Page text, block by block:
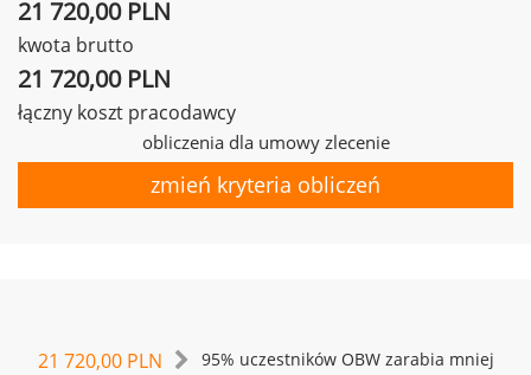
21 720,00 PLN
kwota brutto
21 720,00 PLN
łączny koszt pracodawcy
obliczenia dla umowy zlecenie
zmień kryteria obliczeń
21 720,00 PLN 95% uczestników OBW zarabia mniej